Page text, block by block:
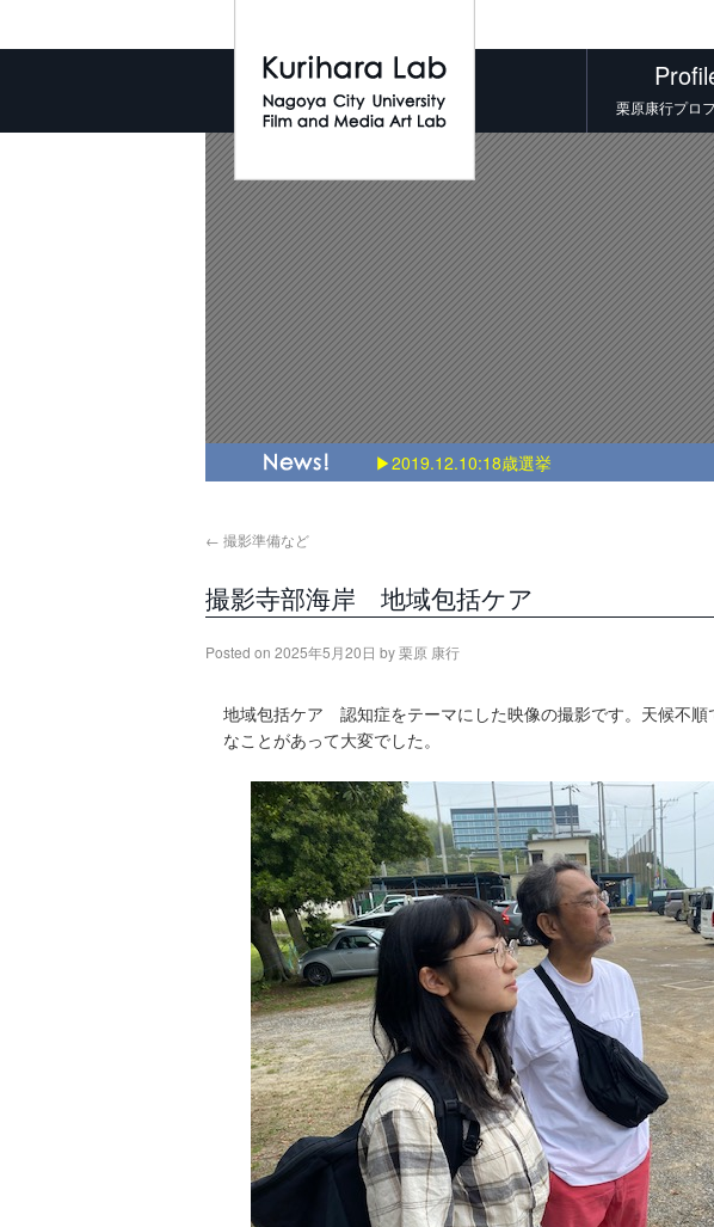
栗原康行プロ
▶2018.3.3:Introduction of cafeteria Nagoya
← 撮影準備など
撮影寺部海岸 地域包括ケア
Posted on 2025年5月20日 by栗原 康行
地域包括ケア 認知症をテーマにした映像の撮影です。天候不順
なことがあって大変でした。